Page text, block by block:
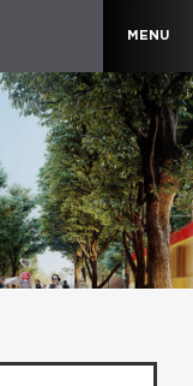
MENU